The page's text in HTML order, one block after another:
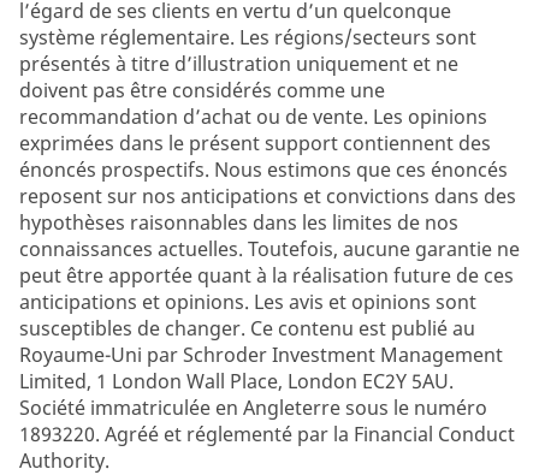
l’égard de ses clients en vertu d’un quelconque
système réglementaire. Les régions/secteurs sont
présentés à titre d’illustration uniquement et ne
doivent pas être considérés comme une
recommandation d’achat ou de vente. Les opinions
exprimées dans le présent support contiennent des
énoncés prospectifs. Nous estimons que ces énoncés
reposent sur nos anticipations et convictions dans des
hypothèses raisonnables dans les limites de nos
connaissances actuelles. Toutefois, aucune garantie ne
peut être apportée quant à la réalisation future de ces
anticipations et opinions. Les avis et opinions sont
susceptibles de changer. Ce contenu est publié au
Royaume-Uni par Schroder Investment Management
Limited, 1 London Wall Place, London EC2Y 5AU.
Société immatriculée en Angleterre sous le numéro
1893220. Agréé et réglementé par la Financial Conduct
Authority.